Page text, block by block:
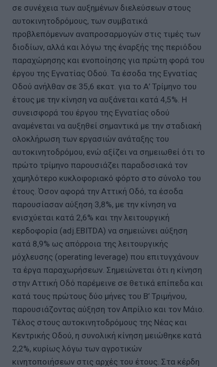
σε συνέχεια των αυξημένων διελεύσεων στους
αυτοκινητοδρόμους, των συμβατικά
προβλεπόμενων αναπροσαρμογών στις τιμές των
διοδίων, αλλά και λόγω της έναρξής της περιόδου
παραχώρησης και ενοποίησης για πρώτη φορά του
έργου της Εγνατίας Οδού. Τα έσοδα της Εγνατίας
Οδού ανήλθαν σε 35,6 εκατ. για το Α’ Τρίμηνο του
έτους με την κίνηση να αυξάνεται κατά 4,5%. Η
συνεισφορά του έργου της Εγνατίας οδού
αναμένεται να αυξηθεί σημαντικά με την σταδιακή
ολοκλήρωση των εργασιών ανάταξης του
αυτοκινητοδρόμου, ενώ αξίζει να σημειωθεί ότι το
πρώτο τρίμηνο παρουσιάζει παραδοσιακά τον
χαμηλότερο κυκλοφοριακό φόρτο στο σύνολο του
έτους. Όσον αφορά την Αττική Οδό, τα έσοδα
παρουσίασαν αύξηση 3,8%, με την κίνηση να
ενισχύεται κατά 2,6% και την λειτουργική
κερδοφορία (adj.EBITDA) να σημειώνει αύξηση
κατά 8,9% ως απόρροια της λειτουργικής
μόχλευσης (operating leverage) που επιτυγχάνουν
τα έργα παραχωρήσεων. Σημειώνεται ότι η κίνηση
στην Αττική Οδό παρέμεινε σε θετικά επίπεδα και
κατά τους πρώτους δύο μήνες του Β’ Τριμήνου,
παρουσιάζοντας αύξηση τον Απρίλιο και τον Μάιο.
Τέλος στους αυτοκινητοδρόμους της Νέας και
Κεντρικής Οδού, η συνολική κίνηση μειώθηκε κατά
2,2%, κυρίως λόγω των αγροτικών
κινητοποιήσεων στις αρχές του έτους. Στα κέρδη